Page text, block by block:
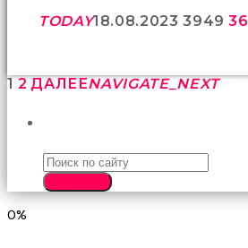
TODAY18.08.2023 3949 36
1 2 ДАЛЕЕNAVIGATE_NEXT
0%